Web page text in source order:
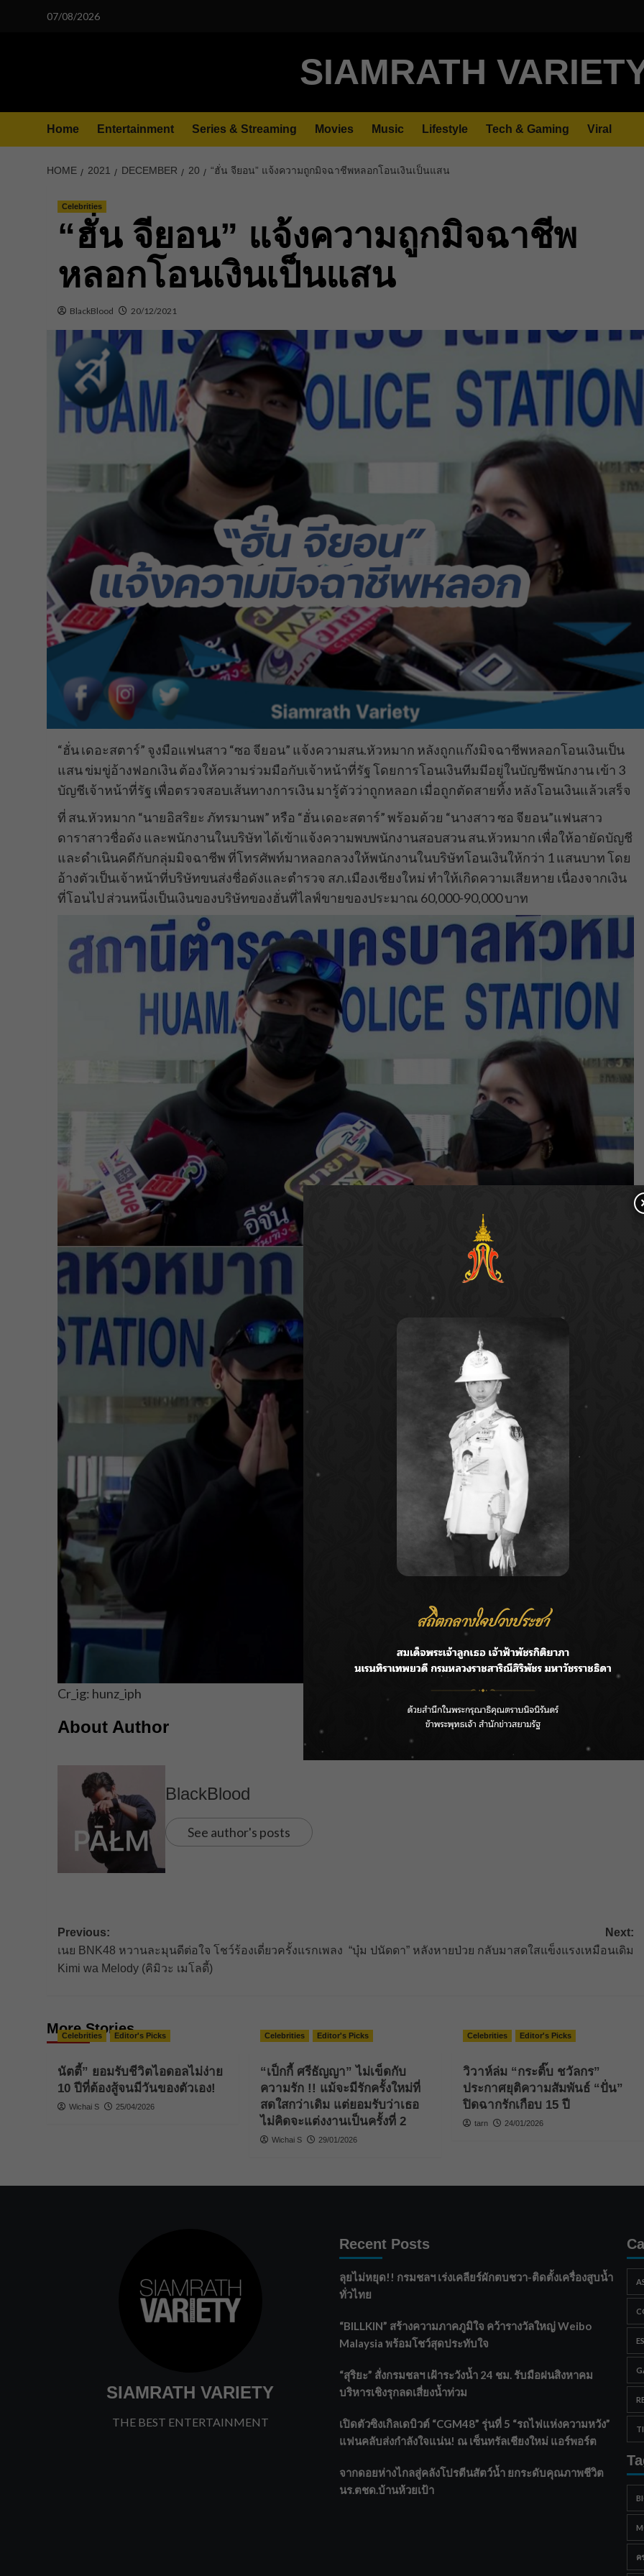
07/08/2026
SIAMRATH
Home Entertainment Series & Streaming Movies Music Lifestyle Tech & Gaming Viral
HOME 2021 DECEMBER 20 “ฮั่น จียอน” แจ้งความถูกมิจฉาชีพหลอกโอนเงินเป็นแสน
Celebrities
“ฮั่น จียอน” แจ้งความถูกมิจฉาชีพ
หลอกโอนเงินเป็นแสน
BlackBlood 20/12/2021
“ฮั่น เดอะสตาร์” จูงมือแฟนสาว “ซอ จียอน” แจ้งความสน.หัวหมาก หลังถูกแก๊งมิจฉาชีพหลอกโอนเงินเป็น
แสน ข่มขู่อ้างฟอกเงิน ต้องให้ความร่วมมือกับเจ้าหน้าที่รัฐ โดยการโอนเงินทีมมีอยู่ในบัญชีพนักงาน เข้า 3
บัญชีเจ้าหน้าที่รัฐ เพื่อตรวจสอบเส้นทางการเงิน มารู้ตัวว่าถูกหลอก เมื่อถูกตัดสายทิ้ง หลังโอนเงินแล้วเสร็จ
ที่ สน.หัวหมาก “นายอิสริยะ ภัทรมานพ” หรือ “ฮั่น เดอะสตาร์” พร้อมด้วย “นางสาว ซอ จียอน”แฟนสาว
ดาราสาวชื่อดัง และพนักงานในบริษัท ได้เข้าแจ้งความพบพนักงานสอบสวน สน.หัวหมาก เพื่อให้อายัดบัญชี
และดำเนินคดีกับกลุ่มมิจฉาชีพ ที่โทรศัพท์มาหลอกลวงให้พนักงานในบริษัทโอนเงินให้กว่า 1 แสนบาท โดย
อ้างตัวเป็นเจ้าหน้าที่บริษัทขนส่งชื่อดังและตำรวจ สภ.เมืองเชียงใหม่ ทำให้เกิดความเสียหาย เนื่องจากเงิน
ที่โอนไป ส่วนหนึ่งเป็นเงินของบริษัทของฮั่นที่ไลฟ์ขายของประมาณ 60,000-90,000 บาท
Cr_ig: hunz_iph
About Author
BlackBlood
See author's posts
Post
navigation
Previous:
เนย BNK48 หวานละมุนดีต่อใจ โชว์ร้องเดี่ยวครั้งแรกเพลง
Kimi wa Melody (คิมิวะ เมโลดี้)
Next:
“บุ๋ม ปนัดดา” หลังหายป่วย กลับมาสดใสแข็งแรงเหมือนเดิม
More Stories
Celebrities Editor's Picks
นัตตี้” ยอมรับชีวิตไอดอลไม่ง่าย
10 ปีที่ต้องสู้จนมีวันของตัวเอง!
Wichai S 25/04/2026
Celebrities Editor's Picks
“เป็กกี้ ศรีธัญญา” ไม่เข็ดกับ
ความรัก !! แม้จะมีรักครั้งใหม่ที่
สดใสกว่าเดิม แต่ยอมรับว่าเธอ
ไม่คิดจะแต่งงานเป็นครั้งที่ 2
Wichai S 29/01/2026
Celebrities Editor's Picks
วิวาห์ล่ม “กระติ๊บ ชวัลกร”
ประกาศยุติความสัมพันธ์ “ปั่น”
ปิดฉากรักเกือบ 15 ปี
tarn 24/01/2026
SIAMRATH VARIETY
THE BEST ENTERTAINMENT
Recent Posts
ลุยไม่หยุด!! กรมชลฯ เร่งเคลียร์ผักตบชวา-ติดตั้งเครื่องสูบน้ำ
ทั่วไทย
“BILLKIN” สร้างความภาคภูมิใจ คว้ารางวัลใหญ่ Weibo
Malaysia พร้อมโชว์สุดประทับใจ
“สุริยะ” สั่งกรมชลฯ เฝ้าระวังน้ำ 24 ชม. รับมือฝนสิงหาคม
บริหารเชิงรุกลดเสี่ยงน้ำท่วม
เปิดตัวซิงเกิลเดบิวต์ “CGM48” รุ่นที่ 5 “รถไฟแห่งความหวัง”
แฟนคลับส่งกำลังใจแน่น! ณ เซ็นทรัลเชียงใหม่ แอร์พอร์ต
จากดอยห่างไกลสู่คลังโปรตีนสัตว์น้ำ ยกระดับคุณภาพชีวิต
นร.ตชด.บ้านห้วยเป้า
ค